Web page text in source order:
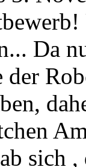
Da
der
sich